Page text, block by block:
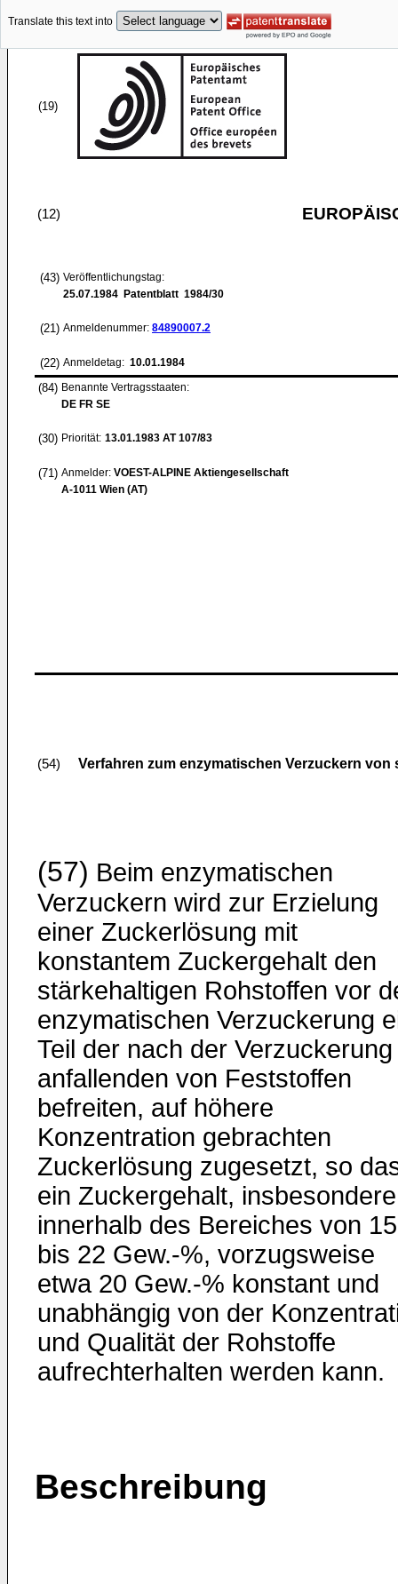
Translate this text into
(19)
(12)
(43) Veröffentlichungstag:
25.07.1984 Patentblatt 1984/30
(21) Anmeldenummer: 84890007.2
(22) Anmeldetag: 10.01.1984
(84) Benannte Vertragsstaaten:
DE FR SE
(30) Priorität: 13.01.1983 AT 107/83
(71) Anmelder: VOEST-ALPINE Aktiengesellschaft
A-1011 Wien (AT)
(54) Verfahren zum enzymatischen Verzuckern
(57) Beim enzymatischen
Verzuckern wird zur Erzielung
einer Zuckerlösung mit
konstantem Zuckergehalt den
stärkehaltigen Rohstoffen vor
enzymatischen Verzuckerung
Teil der nach der Verzuckerung
anfallenden von Feststoffen
befreiten, auf höhere
Konzentration gebrachten
Zuckerlösung zugesetzt, so
ein Zuckergehalt, insbesondere
innerhalb des Bereiches von 15
bis 22 Gew.-%, vorzugsweise
etwa 20 Gew.-% konstant und
unabhängig von der
und Qualität der Rohstoffe
aufrechterhalten werden kann.
Beschreibung